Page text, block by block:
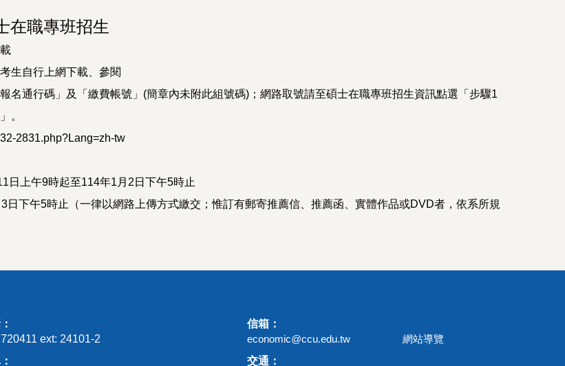
在職專班招生
生自行上網下載、參閱
名通行碼」及「繳費帳號」(簡章內未附此組號碼)；網路取號請至碩士在職專班招生資訊點選「步驟1
。
2831.php?Lang=zh-tw
日上午9時起至114年1月2日下午5時止
日下午5時止（一律以網路上傳方式繳交；惟訂有郵寄推薦信、推薦函、實體作品或DVD者，依系所規
ext: 24101-2
信箱：
economic@ccu.edu.tw
網站導覽
交通：